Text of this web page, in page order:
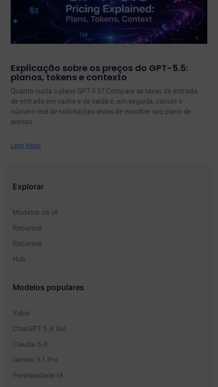
Explicação sobre os preços do GPT-5.5:
planos, tokens e contexto
Quanto custa o plano GPT-5.5? Compare as taxas de entrada,
de entrada em cache e de saída e, em seguida, calcule o
número real de solicitações antes de escolher seu plano de
acesso.
Leia Mais
Explorar
Modelos de IA
Recursos
Recursos
Hub
Modelos populares
Yukie
ChatGPT 5,6 Sol
Claude 5,0
Gemini 3.1 Pro
Perplexidade IA